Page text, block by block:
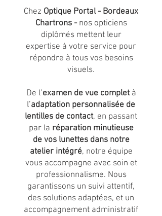
Chez Optique Portal - Bordeaux
Chartrons - nos opticiens
diplômés mettent leur
expertise à votre service pour
répondre à tous vos besoins
visuels.
De l’examen de vue completà
l’adaptation personnalisée de
lentilles de contact, en passant
par la réparation minutieuse
de vos lunettes dans notre
atelier intégré, notre équipe
vous accompagne avec soin et
professionnalisme. Nous
garantissons un suivi attentif,
des solutions adaptées, et un
accompagnement administratif